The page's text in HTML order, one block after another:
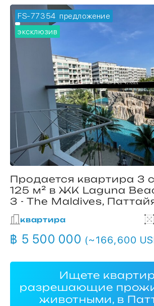
FS-77354
🔥 горячее предложение
эксклюзив
Продается квартира 3
125 м² в ЖК Laguna
3 - The Maldives,
квартира
฿ 5 500 000 (~166,600
Ищете
разрешающие
животными, в